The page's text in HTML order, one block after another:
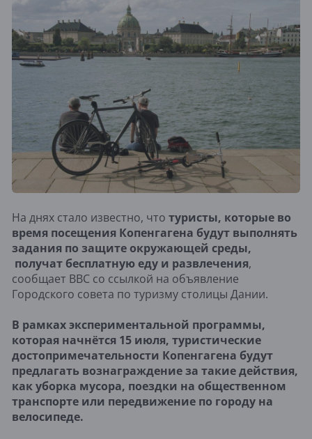
На днях стало известно, что туристы, которые во
время посещения Копенгагена будут выполнять
задания по защите окружающей среды,
получат бесплатную еду и развлечения,
сообщает BBC со ссылкой на объявление
Городского совета по туризму столицы Дании.
В рамках экспериментальной программы,
которая начнётся 15 июля, туристические
достопримечательности Копенгагена будут
предлагать вознаграждение за такие действия,
как уборка мусора, поездки на общественном
транспорте или передвижение по городу на
велосипеде.